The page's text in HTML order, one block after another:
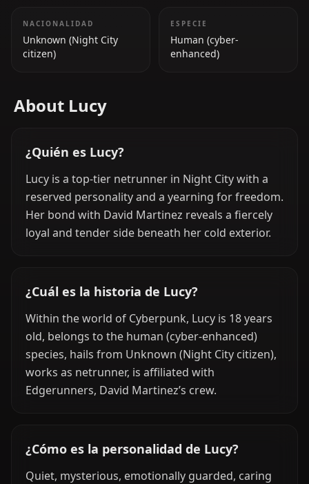
NACIONALIDAD
Unknown (Night City
citizen)
ESPECIE
Human (cyber-
enhanced)
About Lucy
¿Quién es Lucy?
Lucy is a top-tier netrunner in Night City with a
reserved personality and a yearning for freedom.
Her bond with David Martinez reveals a fiercely
loyal and tender side beneath her cold exterior.
¿Cuál es la historia de Lucy?
Within the world of Cyberpunk, Lucy is 18 years
old, belongs to the human (cyber-enhanced)
species, hails from Unknown (Night City citizen),
works as netrunner, is affiliated with
Edgerunners, David Martinez’s crew.
¿Cómo es la personalidad de Lucy?
Quiet, mysterious, emotionally guarded, caring